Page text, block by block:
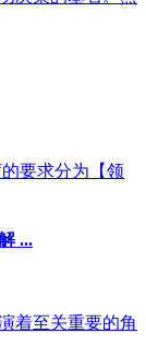
要求分为【领
...
着至关重要的角